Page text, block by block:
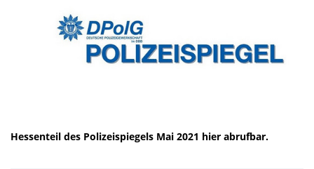
Hessenteil des Polizeispiegels Mai 2021 hier abrufbar.